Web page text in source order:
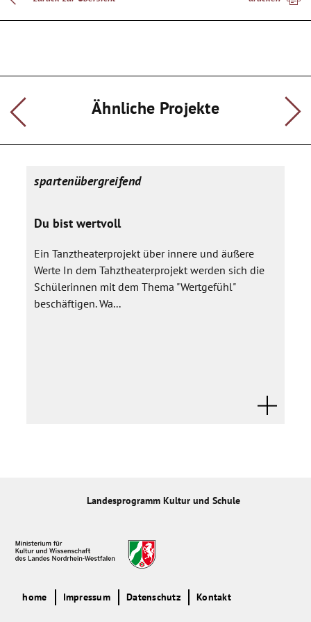
Kindern gestalten und "selbst" (individuell) gedruckt. Jede
Schülerin, jeder Schüler erklärt sein "Kunstwerk" und gibt
Ähnliche Projekte
spartenübergreifend
Du bist wertvoll
Ein Tanztheaterprojekt über innere und äußere
Werte In dem Tahztheaterprojekt werden sich die
Schülerinnen mit dem Thema "Wertgefühl"
beschäftigen. Wa...
Landesprogramm Kultur und Schule
home Impressum Datenschutz Kontakt